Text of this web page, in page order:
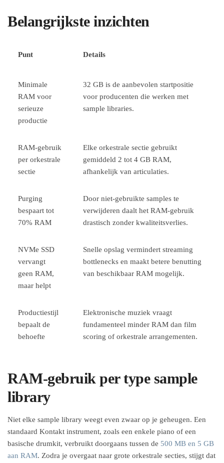
Belangrijkste inzichten
Punt Details
Minimale
RAM voor
serieuze
productie
32 GB is de aanbevolen startpositie
voor producenten die werken met
sample libraries.
RAM-gebruik
per orkestrale
sectie
Elke orkestrale sectie gebruikt
gemiddeld 2 tot 4 GB RAM,
afhankelijk van articulaties.
Purging
bespaart tot
70% RAM
Door niet-gebruikte samples te
verwijderen daalt het RAM-gebruik
drastisch zonder kwaliteitsverlies.
NVMe SSD
vervangt
geen RAM,
maar helpt
Snelle opslag vermindert streaming
bottlenecks en maakt betere benutting
van beschikbaar RAM mogelijk.
Productiestijl
bepaalt de
behoefte
Elektronische muziek vraagt
fundamenteel minder RAM dan film
scoring of orkestrale arrangementen.
RAM-gebruik per type sample
library
Niet elke sample library weegt even zwaar op je geheugen. Een
standaard Kontakt instrument, zoals een enkele piano of een
basische drumkit, verbruikt doorgaans tussen de 500 MB en 5 GB
aan RAM. Zodra je overgaat naar grote orkestrale secties, stijgt dat